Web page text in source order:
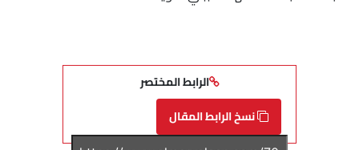
الرابط المختصر
نسخ الرابط المقال